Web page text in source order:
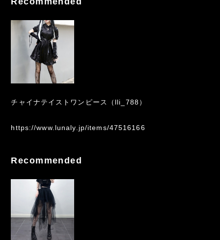
チャイナテイストワンピース（lli_788）
https://www.lunaly.jp/items/47516166
Recommended